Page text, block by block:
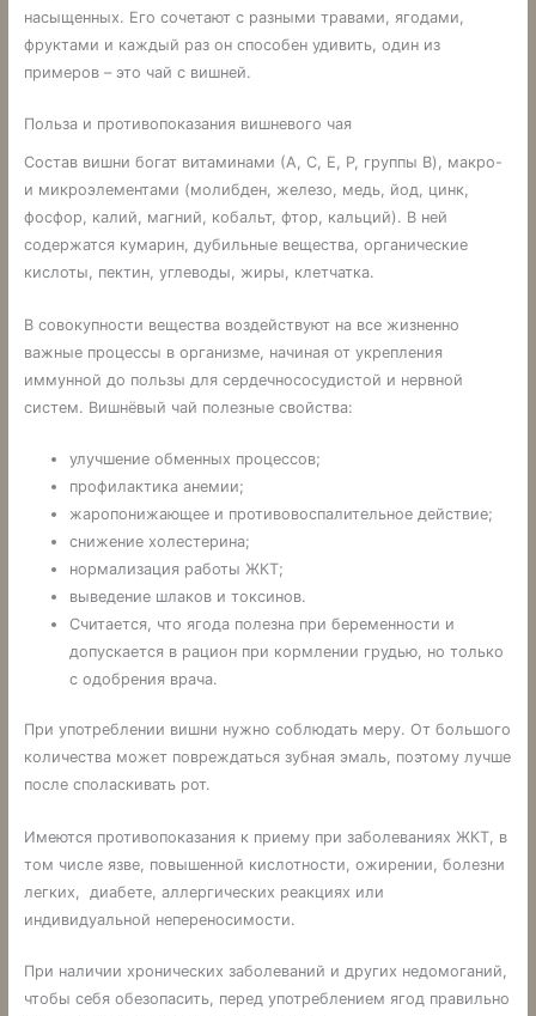
насыщенных. Его сочетают с разными травами, ягодами,
фруктами и каждый раз он способен удивить, один из
примеров – это чай с вишней.
Польза и противопоказания вишневого чая
Состав вишни богат витаминами (А, С, Е, Р, группы B), макро-
и микроэлементами (молибден, железо, медь, йод, цинк,
фосфор, калий, магний, кобальт, фтор, кальций). В ней
содержатся кумарин, дубильные вещества, органические
кислоты, пектин, углеводы, жиры, клетчатка.
В совокупности вещества воздействуют на все жизненно
важные процессы в организме, начиная от укрепления
иммунной до пользы для сердечнососудистой и нервной
систем. Вишнёвый чай полезные свойства:
улучшение обменных процессов;
профилактика анемии;
жаропонижающее и противовоспалительное действие;
снижение холестерина;
нормализация работы ЖКТ;
выведение шлаков и токсинов.
Считается, что ягода полезна при беременности и
допускается в рацион при кормлении грудью, но только
с одобрения врача.
При употреблении вишни нужно соблюдать меру. От большого
количества может повреждаться зубная эмаль, поэтому лучше
после споласкивать рот.
Имеются противопоказания к приему при заболеваниях ЖКТ, в
том числе язве, повышенной кислотности, ожирении, болезни
легких, диабете, аллергических реакциях или
индивидуальной непереносимости.
При наличии хронических заболеваний и других недомоганий,
чтобы себя обезопасить, перед употреблением ягод правильно